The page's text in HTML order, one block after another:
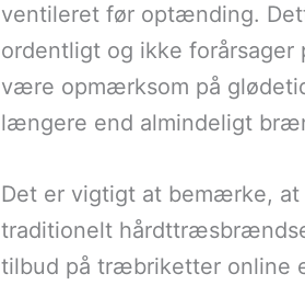
ventileret før optænding.
ordentligt og ikke forårsager
være opmærksom på
længere end almindeligt
Det er vigtigt at bemærke,
traditionelt
tilbud på træbriketter online